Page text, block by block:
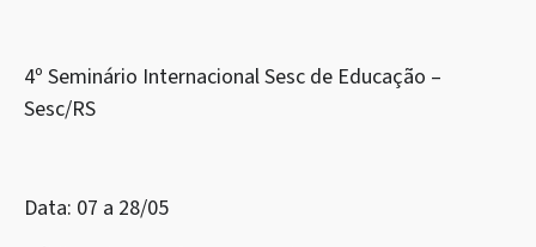
4º Seminário Internacional Sesc de Educação –
Sesc/RS
Data: 07 a 28/05